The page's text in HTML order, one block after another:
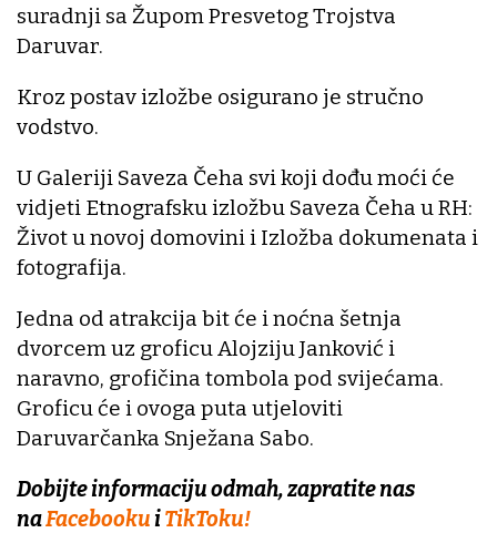
suradnji sa Župom Presvetog Trojstva
Daruvar.
Kroz postav izložbe osigurano je stručno
vodstvo.
U Galeriji Saveza Čeha svi koji dođu moći će
vidjeti Etnografsku izložbu Saveza Čeha u RH:
Život u novoj domovini i Izložba dokumenata i
fotografija.
Jedna od atrakcija bit će i noćna šetnja
dvorcem uz groficu Alojziju Janković i
naravno, grofičina tombola pod svijećama.
Groficu će i ovoga puta utjeloviti
Daruvarčanka Snježana Sabo.
Dobijte informaciju odmah, zapratite nas
naFacebooku iTikToku!